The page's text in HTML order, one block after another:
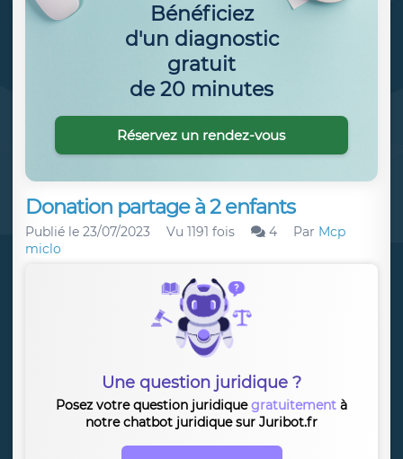
Donation partage à 2 enfants
Publié le 23/07/2023 Vu 1191 fois 4 Par Mcp
miclo
Une question juridique ?
Posez votre question juridiquegratuitement à
notre chatbot juridique sur Juribot.fr
Bénéficiez
d'un diagnostic
gratuit
de 20 minutes
Réservez un rendez-vous